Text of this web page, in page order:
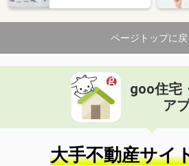
ページトップに戻
goo住宅
ア
大手不動産サイ